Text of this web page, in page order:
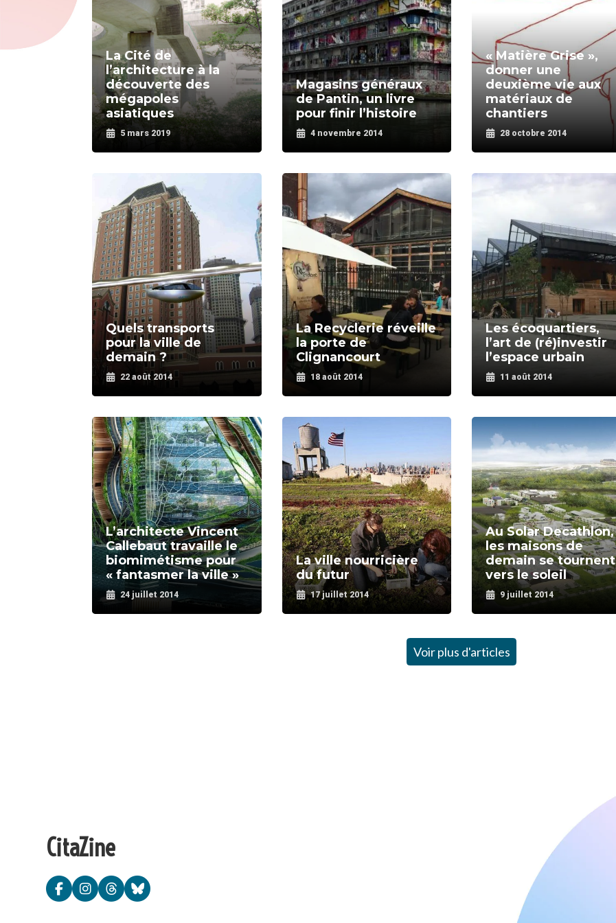
La Cité de
l’architecture à la
découverte des
mégapoles
asiatiques
5 mars 2019
Magasins généraux
de Pantin, un livre
pour finir l’histoire
4 novembre 2014
« Matière Grise »,
donner une
deuxième vie aux
matériaux de
chantiers
28 octobre 2014
Quels transports
pour la ville de
demain ?
22 août 2014
La Recyclerie réveille
la porte de
Clignancourt
18 août 2014
Les écoquartiers,
l’art de (ré)investir
l’espace urbain
11 août 2014
L’architecte Vincent
Callebaut travaille le
biomimétisme pour
« fantasmer la ville »
24 juillet 2014
La ville nourricière
du futur
17 juillet 2014
Au Solar Decathlon,
les maisons de
demain se tournent
vers le soleil
9 juillet 2014
Voir plus d'articles
CitaZine